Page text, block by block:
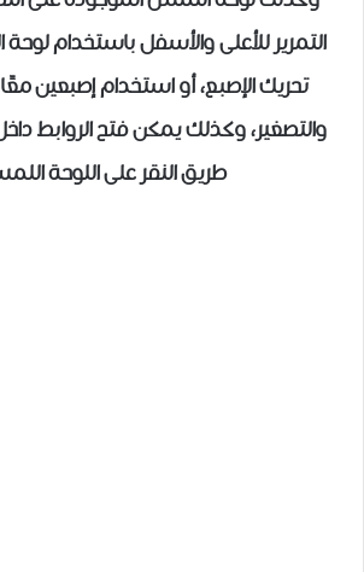
التمرير للأعلى والأسفل باستخدام
تحريك الإصبع، أو استخدام إصبعين معًا
والتصغير، وكذلك يمكن فتح الروابط
طريق النقر على اللوحة